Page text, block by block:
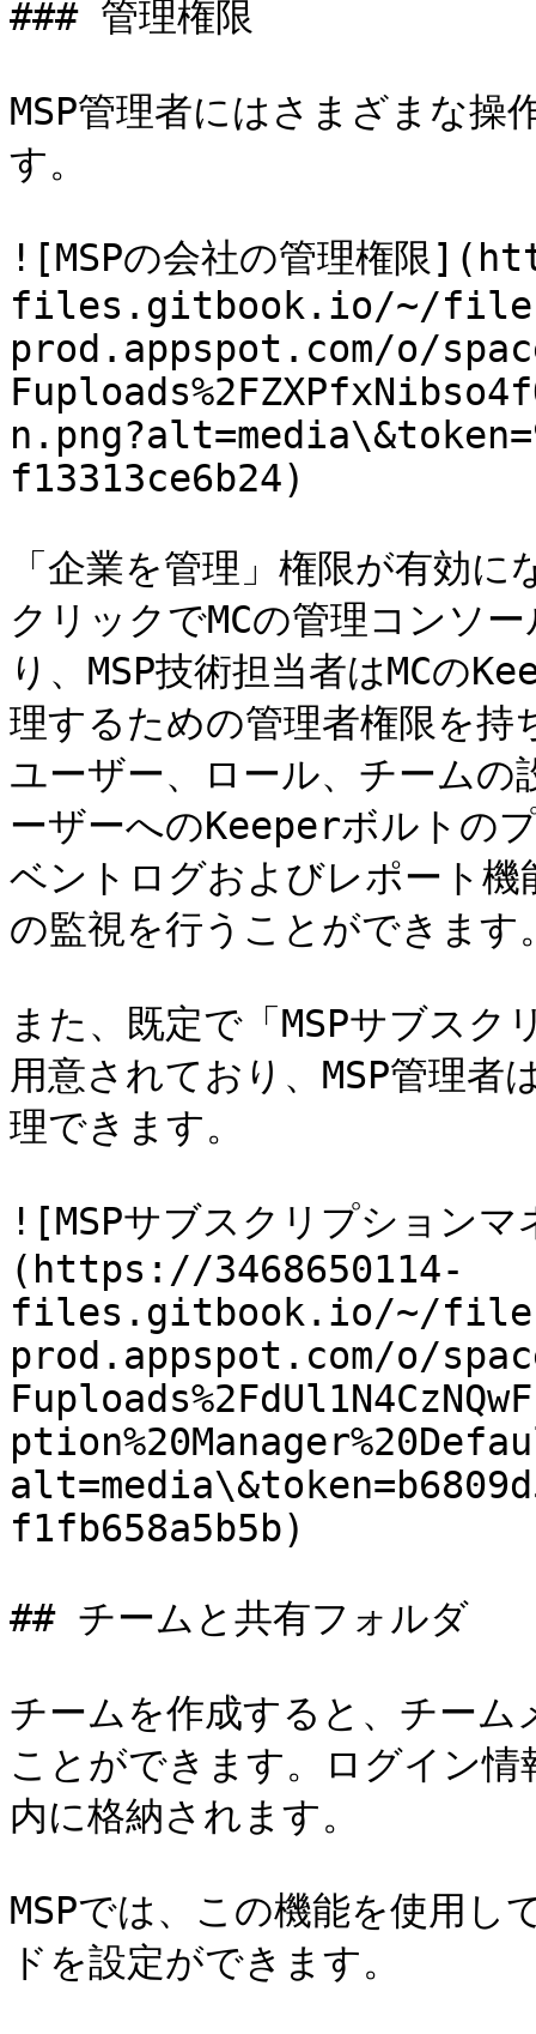
### 管理権限
MSP管理者にはさまざまな
す。
![MSPの会社の管理権限
files.gitbook.io/~/
prod.appspot.com/o/
f13313ce6b24)
「企業を管理」権限が有効
クリックでMCの管理コンソ
り、MSP技術担当者はMCの
理するための管理者権限を持
ユーザー、ロール、チームの
ーザーへのKeeperボルトの
ベントログおよびレポート
の監視を行うことができます
また、既定で「MSPサブス
用意されており、MSP管理者
理できます。
![MSPサブスクリプション
(https://3468650114-
files.gitbook.io/~/
prod.appspot.com/o/
f1fb658a5b5b)
## チームと共有フォルダ
チームを作成すると、チー
ことができます。ログイン
内に格納されます。
MSPでは、この機能を使用し
ドを設定ができます。